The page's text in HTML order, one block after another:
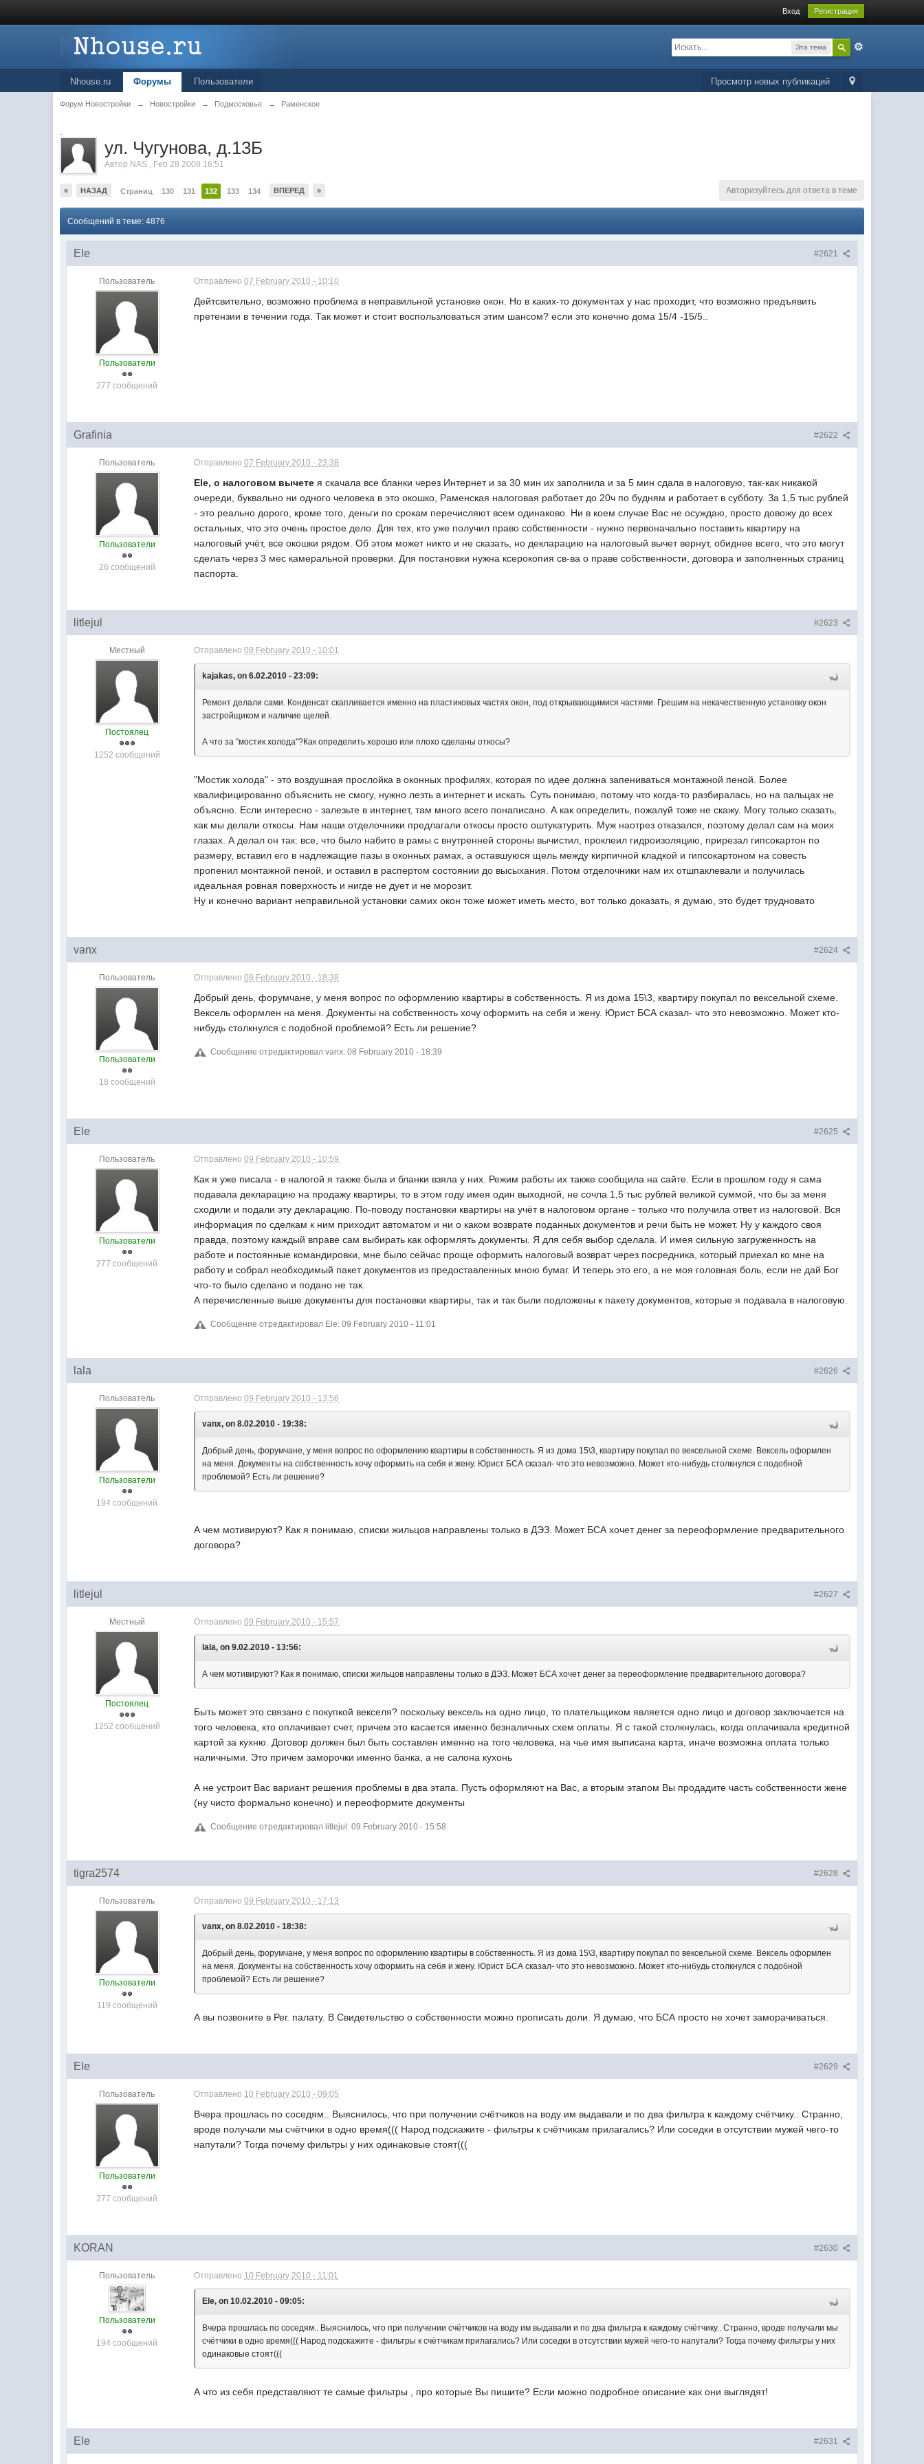
Вход Регистрация
Эта тема
Просмотр новых публикаций
Nhouse.ru Форумы Пользователи
Форум Новостройки → Новостройки → Подмосковье → Раменское
.
ул. Чугунова, д.13Б
Автор NAS , Feb 28 2008 16:51
« НАЗАД Страниц 130 131 132 133 134 ВПЕРЕД » Авторизуйтесь для ответа в теме
Сообщений в теме: 4876
#2621
Ele
Пользователь
Пользователи
277 сообщений
Отправлено07 February 2010 - 10:10
Дейтсвительно, возможно проблема в неправильной установке окон. Но в каких-то документах у нас проходит, что возможно предъявить
претензии в течении года. Так может и стоит воспользловаться этим шансом? если это конечно дома 15/4 -15/5..
#2622
Grafinia
Пользователь
Пользователи
26 сообщений
Отправлено07 February 2010 - 23:38
Ele, о налоговом вычетея скачала все бланки через Интернет и за 30 мин их заполнила и за 5 мин сдала в налоговую, так-как никакой
очереди, буквально ни одного человека в это окошко, Раменская налоговая работает до 20ч по будням и работает в субботу. За 1,5 тыс рублей
- это реально дорого, кроме того, деньги по срокам перечисляют всем одинаково. Ни в коем случае Вас не осуждаю, просто довожу до всех
остальных, что это очень простое дело. Для тех, кто уже получил право собственности - нужно первоначально поставить квартиру на
налоговый учёт, все окошки рядом. Об этом может никто и не сказать, но декларацию на налоговый вычет вернут, обиднее всего, что это могут
сделать через 3 мес камеральной проверки. Для постановки нужна ксерокопия св-ва о праве собственности, договора и заполненных страниц
паспорта.
#2623
litlejul
Местный
Постоялец
1252 сообщений
Отправлено08 February 2010 - 10:01
kajakas, on 6.02.2010 - 23:09:
Ремонт делали сами. Конденсат скапливается именно на пластиковых частях окон, под открывающимися частями. Грешим на некачественную установку окон
застройщиком и наличие щелей.
А что за "мостик холода"?Как определить хорошо или плохо сделаны откосы?
"Мостик холода" - это воздушная прослойка в оконных профилях, которая по идее должна запениваться монтажной пеной. Более
квалифицированно объяснить не смогу, нужно лезть в интернет и искать. Суть понимаю, потому что когда-то разбиралась, но на пальцах не
объясню. Если интересно - залезьте в интернет, там много всего понаписано. А как определить, пожалуй тоже не скажу. Могу только сказать,
как мы делали откосы. Нам наши отделочники предлагали откосы просто оштукатурить. Муж наотрез отказался, поэтому делал сам на моих
глазах. А делал он так: все, что было набито в рамы с внутренней стороны вычистил, проклеил гидроизоляцию, прирезал гипсокартон по
размеру, вставил его в надлежащие пазы в оконных рамах, а оставшуюся щель между кирпичной кладкой и гипсокартоном на совесть
пропенил монтажной пеной, и оставил в распертом состоянии до высыхания. Потом отделочники нам их отшпаклевали и получилась
идеальная ровная поверхность и нигде не дует и не морозит.
Ну и конечно вариант неправильной установки самих окон тоже может иметь место, вот только доказать, я думаю, это будет трудновато
#2624
vanx
Пользователь
Пользователи
18 сообщений
Отправлено08 February 2010 - 18:38
Добрый день, форумчане, у меня вопрос по оформлению квартиры в собственность. Я из дома 15\3, квартиру покупал по вексельной схеме.
Вексель оформлен на меня. Документы на собственность хочу оформить на себя и жену. Юрист БСА сказал- что это невозможно. Может кто-
нибудь столкнулся с подобной проблемой? Есть ли решение?
Сообщение отредактировал vanx: 08 February 2010 - 18:39
#2625
Ele
Пользователь
Пользователи
277 сообщений
Отправлено09 February 2010 - 10:59
Как я уже писала - в налогой я также была и бланки взяла у них. Режим работы их также сообщила на сайте. Если в прошлом году я сама
подавала декларацию на продажу квартиры, то в этом году имея один выходной, не сочла 1,5 тыс рублей великой суммой, что бы за меня
сходили и подали эту декларацию. По-поводу постановки квартиры на учёт в налоговом органе - только что получила ответ из налоговой. Вся
информация по сделкам к ним приходит автоматом и ни о каком возврате поданных документов и речи быть не может. Ну у каждого своя
правда, поэтому каждый вправе сам выбирать как оформлять документы. Я для себя выбор сделала. И имея сильную загруженность на
работе и постоянные командировки, мне было сейчас проще оформить налоговый возврат через посредника, который приехал ко мне на
работу и собрал необходимый пакет документов из предоставленных мною бумаг. И теперь это его, а не моя головная боль, если не дай Бог
что-то было сделано и подано не так.
А перечисленные выше документы для постановки квартиры, так и так были подложены к пакету документов, которые я подавала в налоговую.
Сообщение отредактировал Ele: 09 February 2010 - 11:01
#2626
lala
Пользователь
Пользователи
194 сообщений
Отправлено09 February 2010 - 13:56
vanx, on 8.02.2010 - 19:38:
Добрый день, форумчане, у меня вопрос по оформлению квартиры в собственность. Я из дома 15\3, квартиру покупал по вексельной схеме. Вексель оформлен
на меня. Документы на собственность хочу оформить на себя и жену. Юрист БСА сказал- что это невозможно. Может кто-нибудь столкнулся с подобной
проблемой? Есть ли решение?
А чем мотивируют? Как я понимаю, списки жильцов направлены только в ДЭЗ. Может БСА хочет денег за переоформление предварительного
договора?
#2627
litlejul
Местный
Постоялец
1252 сообщений
Отправлено09 February 2010 - 15:57
lala, on 9.02.2010 - 13:56:
А чем мотивируют? Как я понимаю, списки жильцов направлены только в ДЭЗ. Может БСА хочет денег за переоформление предварительного договора?
Быть может это связано с покупкой векселя? поскольку вексель на одно лицо, то плательщиком является одно лицо и договор заключается на
того человека, кто оплачивает счет, причем это касается именно безналичных схем оплаты. Я с такой столкнулась, когда оплачивала кредитной
картой за кухню. Договор должен был быть составлен именно на того человека, на чье имя выписана карта, иначе возможна оплата только
наличными. Это причем заморочки именно банка, а не салона кухонь
А не устроит Вас вариант решения проблемы в два этапа. Пусть оформляют на Вас, а вторым этапом Вы продадите часть собственности жене
(ну чисто формально конечно) и переоформите документы
Сообщение отредактировал litlejul: 09 February 2010 - 15:58
#2628
tigra2574
Пользователь
Пользователи
119 сообщений
Отправлено09 February 2010 - 17:13
vanx, on 8.02.2010 - 18:38:
Добрый день, форумчане, у меня вопрос по оформлению квартиры в собственность. Я из дома 15\3, квартиру покупал по вексельной схеме. Вексель оформлен
на меня. Документы на собственность хочу оформить на себя и жену. Юрист БСА сказал- что это невозможно. Может кто-нибудь столкнулся с подобной
проблемой? Есть ли решение?
А вы позвоните в Рег. палату. В Свидетельство о собственности можно прописать доли. Я думаю, что БСА просто не хочет заморачиваться.
#2629
Ele
Пользователь
Пользователи
277 сообщений
Отправлено 10 February 2010 - 09:05
Вчера прошлась по соседям.. Выяснилось, что при получении счётчиков на воду им выдавали и по два фильтра к каждому счётчику.. Странно,
вроде получали мы счётчики в одно время((( Народ подскажите - фильтры к счётчикам прилагались? Или соседки в отсутствии мужей чего-то
напутали? Тогда почему фильтры у них одинаковые стоят(((
#2630
KORAN
Пользователь
Пользователи
194 сообщений
Отправлено 10 February 2010 - 11:01
Ele, on 10.02.2010 - 09:05:
Вчера прошлась по соседям.. Выяснилось, что при получении счётчиков на воду им выдавали и по два фильтра к каждому счётчику.. Странно, вроде получали мы
счётчики в одно время((( Народ подскажите - фильтры к счётчикам прилагались? Или соседки в отсутствии мужей чего-то напутали? Тогда почему фильтры у них
одинаковые стоят(((
А что из себя представляют те самые фильтры , про которые Вы пишите? Если можно подробное описание как они выглядят!
#2631
Ele